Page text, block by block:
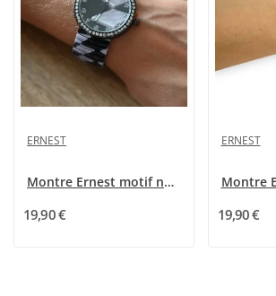
ERNEST
Montre Ernest motif noir et blanc
19,90 €
ERNEST
19,90 €